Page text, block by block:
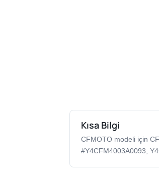
Kısa Bilgi
CFMOTO modeli için
#Y4CFM4003A0093,